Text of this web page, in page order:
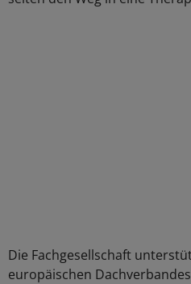
Die Fachgesellschaft
europäischen